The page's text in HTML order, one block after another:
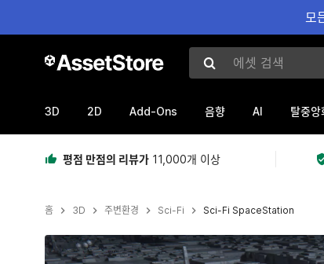
모
에셋 검색
3D 2D Add-Ons 음향 AI 탈중앙
평점 만점의 리뷰가 11,000개 이상
홈 3D 주변환경 Sci-Fi Sci-Fi SpaceStation
현재 슬라이드: 1 / 9